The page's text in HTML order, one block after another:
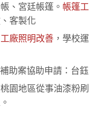
、宮廷帳篷。 帳篷
客製化
工廠照明改善，學校
助案協助申請：台
園地區從事油漆粉